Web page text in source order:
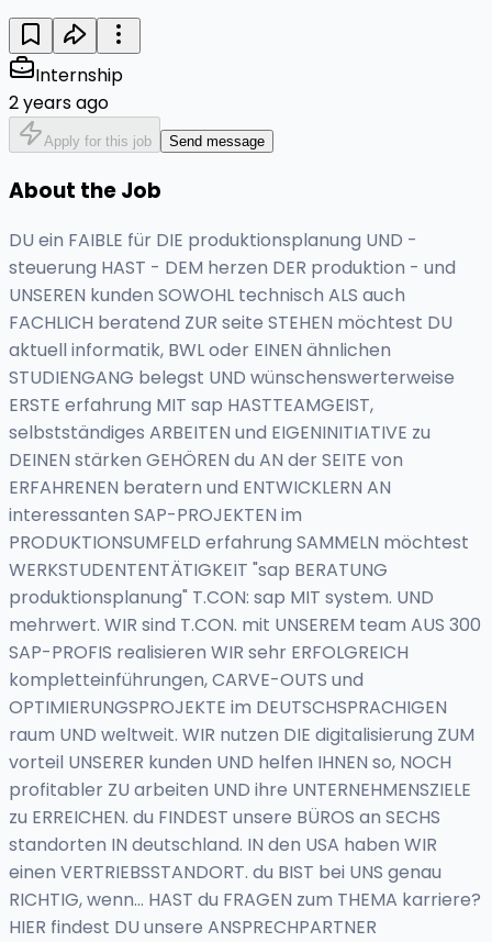
Internship
2 years ago
Apply for this job Send message
About the Job
DU ein FAIBLE für DIE produktionsplanung UND -
steuerung HAST - DEM herzen DER produktion - und
UNSEREN kunden SOWOHL technisch ALS auch
FACHLICH beratend ZUR seite STEHEN möchtest DU
aktuell informatik, BWL oder EINEN ähnlichen
STUDIENGANG belegst UND wünschenswerterweise
ERSTE erfahrung MIT sap HASTTEAMGEIST,
selbstständiges ARBEITEN und EIGENINITIATIVE zu
DEINEN stärken GEHÖREN du AN der SEITE von
ERFAHRENEN beratern und ENTWICKLERN AN
interessanten SAP-PROJEKTEN im
PRODUKTIONSUMFELD erfahrung SAMMELN möchtest
WERKSTUDENTENTÄTIGKEIT "sap BERATUNG
produktionsplanung" T.CON: sap MIT system. UND
mehrwert. WIR sind T.CON. mit UNSEREM team AUS 300
SAP-PROFIS realisieren WIR sehr ERFOLGREICH
kompletteinführungen, CARVE-OUTS und
OPTIMIERUNGSPROJEKTE im DEUTSCHSPRACHIGEN
raum UND weltweit. WIR nutzen DIE digitalisierung ZUM
vorteil UNSERER kunden UND helfen IHNEN so, NOCH
profitabler ZU arbeiten UND ihre UNTERNEHMENSZIELE
zu ERREICHEN. du FINDEST unsere BÜROS an SECHS
standorten IN deutschland. IN den USA haben WIR
einen VERTRIEBSSTANDORT. du BIST bei UNS genau
RICHTIG, wenn... HAST du FRAGEN zum THEMA karriere?
HIER findest DU unsere ANSPRECHPARTNER